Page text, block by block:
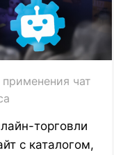
чат
торговли
с каталогом,